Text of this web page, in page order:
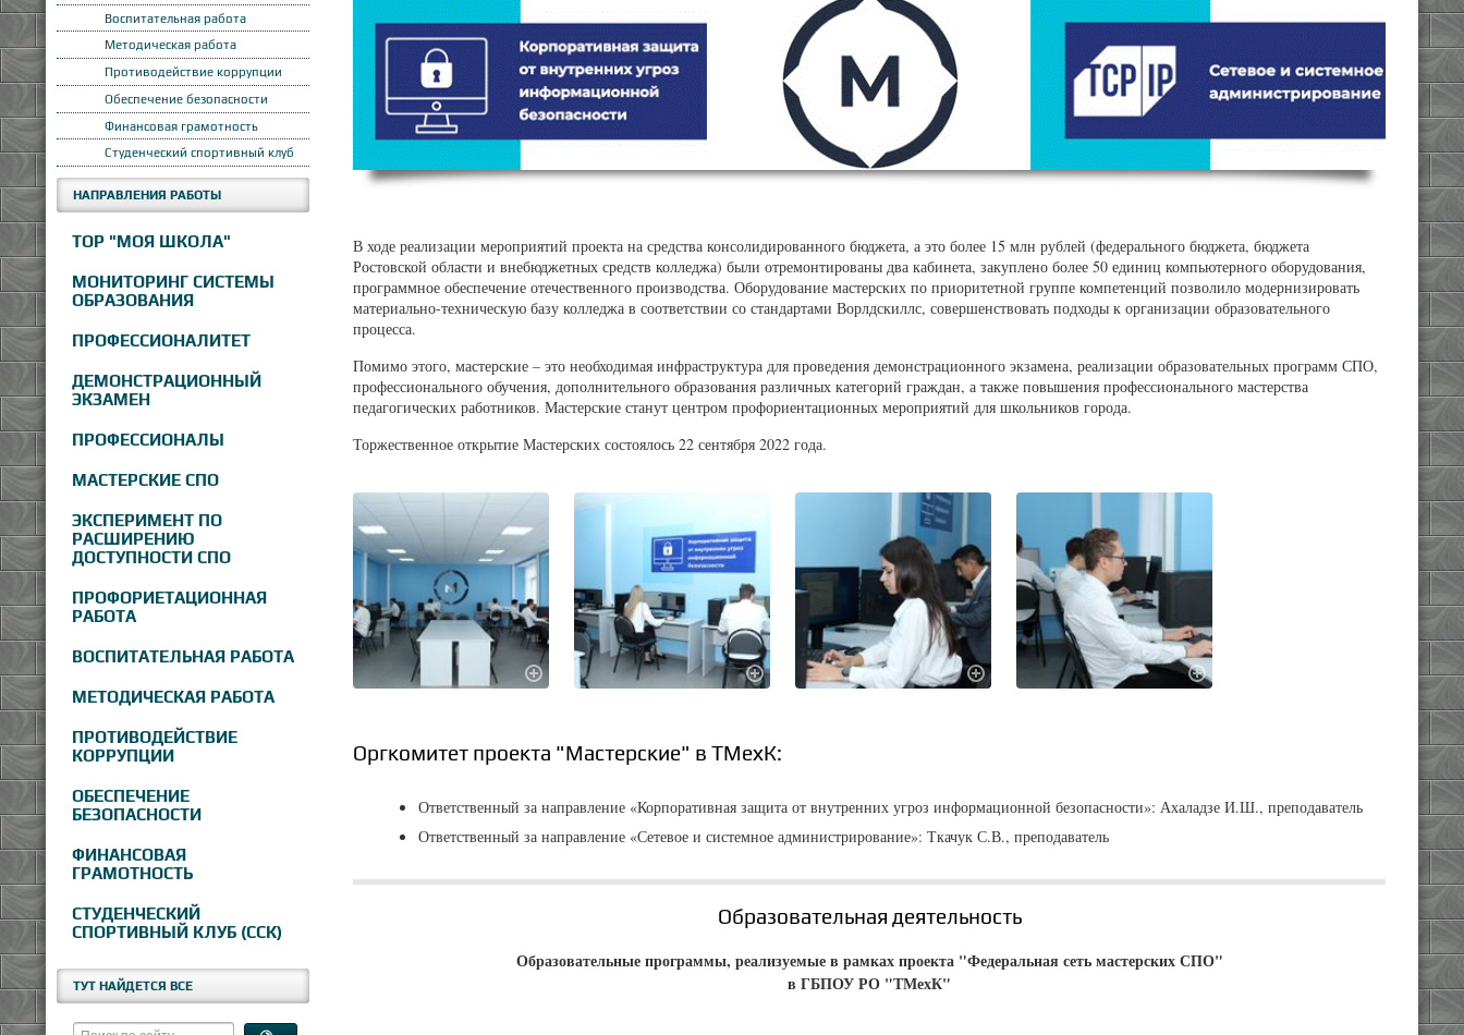
Воспитательная работа
Методическая работа
Противодействие коррупции
Обеспечение безопасности
Финансовая грамотность
Студенческий спортивный клуб
НАПРАВЛЕНИЯ РАБОТЫ
ТОР "МОЯ ШКОЛА"
МОНИТОРИНГ СИСТЕМЫ
ОБРАЗОВАНИЯ
ПРОФЕССИОНАЛИТЕТ
ДЕМОНСТРАЦИОННЫЙ
ЭКЗАМЕН
ПРОФЕССИОНАЛЫ
МАСТЕРСКИЕ СПО
ЭКСПЕРИМЕНТ ПО
РАСШИРЕНИЮ
ДОСТУПНОСТИ СПО
ПРОФОРИЕТАЦИОННАЯ
РАБОТА
ВОСПИТАТЕЛЬНАЯ РАБОТА
МЕТОДИЧЕСКАЯ РАБОТА
ПРОТИВОДЕЙСТВИЕ
КОРРУПЦИИ
ОБЕСПЕЧЕНИЕ
БЕЗОПАСНОСТИ
ФИНАНСОВАЯ
ГРАМОТНОСТЬ
СТУДЕНЧЕСКИЙ
СПОРТИВНЫЙ КЛУБ (ССК)
ТУТ НАЙДЕТСЯ ВСЕ
В ходе реализации мероприятий проекта на средства консолидированного бюджета, а это более 15 млн рублей (федерального бюджета, бюджета
Ростовской области и внебюджетных средств колледжа) были отремонтированы два кабинета, закуплено более 50 единиц компьютерного оборудования,
программное обеспечение отечественного производства. Оборудование мастерских по приоритетной группе компетенций позволило модернизировать
материально-техническую базу колледжа в соответствии со стандартами Ворлдскиллс, совершенствовать подходы к организации образовательного
процесса.
Помимо этого, мастерские – это необходимая инфраструктура для проведения демонстрационного экзамена, реализации образовательных программ СПО,
профессионального обучения, дополнительного образования различных категорий граждан, а также повышения профессионального мастерства
педагогических работников. Мастерские станут центром профориентационных мероприятий для школьников города.
Торжественное открытие Мастерских состоялось 22 сентября 2022 года.
Оргкомитет проекта "Мастерские" в ТМехК:
Ответственный за направление «Корпоративная защита от внутренних угроз информационной безопасности»: Ахаладзе И.Ш., преподаватель
Ответственный за направление «Сетевое и системное администрирование»: Ткачук С.В., преподаватель
Образовательная деятельность
Образовательные программы, реализуемые в рамках проекта "Федеральная сеть мастерских СПО"
в ГБПОУ РО "ТМехК"